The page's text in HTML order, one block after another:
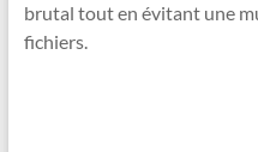
brutal tout en évitant une
fichiers.